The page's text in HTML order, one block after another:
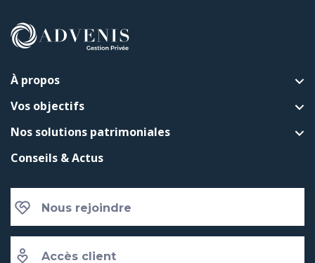
À propos
Vos objectifs
Nos solutions patrimoniales
Conseils & Actus
Nous rejoindre
Accès client